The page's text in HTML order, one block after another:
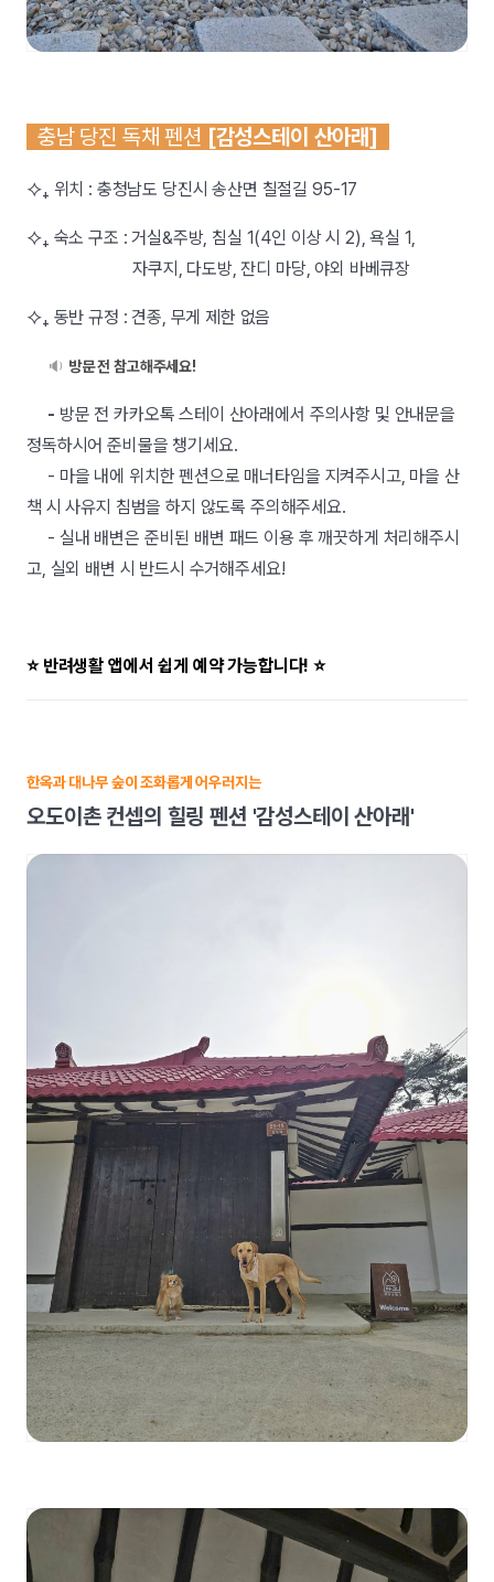
충남 당진 독채 펜션 [감성스테이 산아래]
⯎₊ 위치 : 충청남도 당진시 송산면 칠절길 95-17
⯎₊ 숙소 구조 : 거실&주방, 침실 1(4인 이상 시 2), 욕실 1,
자쿠지, 다도방, 잔디 마당, 야외 바베큐장
⯎₊ 동반 규정 : 견종, 무게 제한 없음
🔉 방문 전 참고해주세요!
- 방문 전 카카오톡 스테이 산아래에서 주의사항 및 안내문을
정독하시어 준비물을 챙기세요.
- 마을 내에 위치한 펜션으로 매너타임을 지켜주시고, 마을 산
책 시 사유지 침범을 하지 않도록 주의해주세요.
- 실내 배변은 준비된 배변 패드 이용 후 깨끗하게 처리해주시
고, 실외 배변 시 반드시 수거해주세요!
⭐ 반려생활 앱에서 쉽게 예약 가능합니다! ⭐
한옥과 대나무 숲이 조화롭게 어우러지는
오도이촌 컨셉의 힐링 펜션 '감성스테이 산아래'